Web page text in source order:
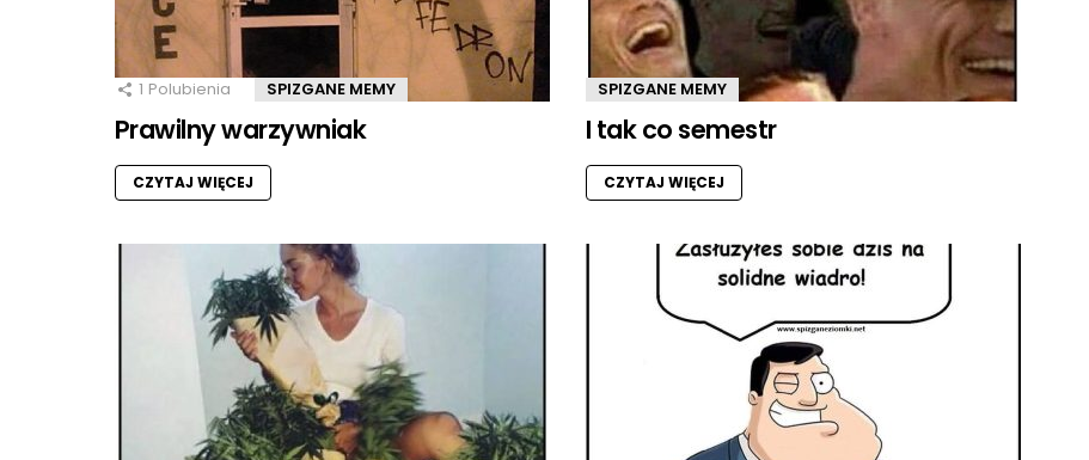
1 Polubienia SPIZGANE MEMY
Prawilny warzywniak
CZYTAJ WIĘCEJ
SPIZGANE MEMY
I tak co semestr
CZYTAJ WIĘCEJ